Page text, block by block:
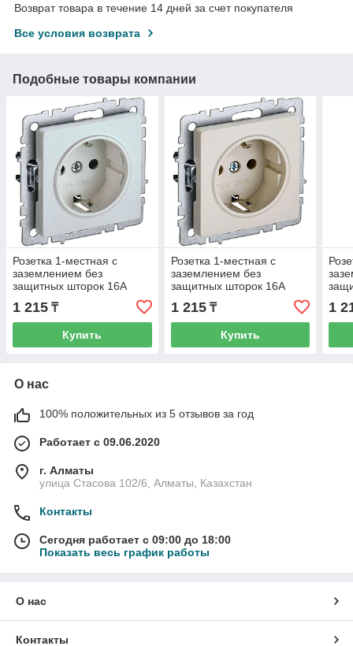
Возврат товара в течение 14 дней за счет покупателя
Все условия возврата
Подобные товары компании
Розетка 1-местная с
заземлением без
защитных шторок 16А
РС11-1-0-БрЖ жемчуг
BRITE ИЭК
1 215 ₸
Купить
Розетка 1-местная с
заземлением без
защитных шторок 16А
РС11-1-0-БрКр бежевый
BRITE ИЭК
1 215₸
Купить
1
О нас
100% положительных из 5 отзывов за год
Работает с 09.06.2020
г. Алматы
улица Стасова 102/6, Алматы, Казахстан
Контакты
Сегодня работает с 09:00 до 18:00
Показать весь график работы
О нас
Контакты